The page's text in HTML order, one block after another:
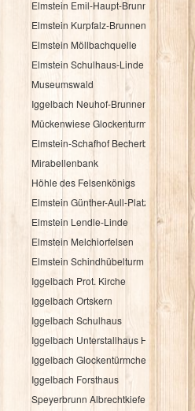
Elmstein Emil-Haupt-Brunnen
Elmstein Kurpfalz-Brunnen
Elmstein Möllbachquelle
Elmstein Schulhaus-Linde
Museumswald
Iggelbach Neuhof-Brunnen
Mückenwiese Glockenturm
Elmstein-Schafhof Becherbaum
Mirabellenbank
Höhle des Felsenkönigs
Elmstein Günther-Aull-Platz
Elmstein Lendle-Linde
Elmstein Melchiorfelsen
Elmstein Schindhübelturm
Iggelbach Prot. Kirche
Iggelbach Ortskern
Iggelbach Schulhaus
Iggelbach Unterstallhaus Hübelgasse 1
Iggelbach Glockentürmchen
Iggelbach Forsthaus
Speyerbrunn Albrechtkiefer